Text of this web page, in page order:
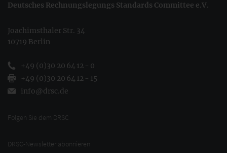
Deutsches Rechnungslegungs Standards Committee e.V.
Joachimsthaler Str. 34
10719 Berlin
+49 (0)30 20 64 12 - 0
+49 (0)30 20 64 12 - 15
info@drsc.de
Folgen Sie dem DRSC
DRSC-Newsletter abonnieren